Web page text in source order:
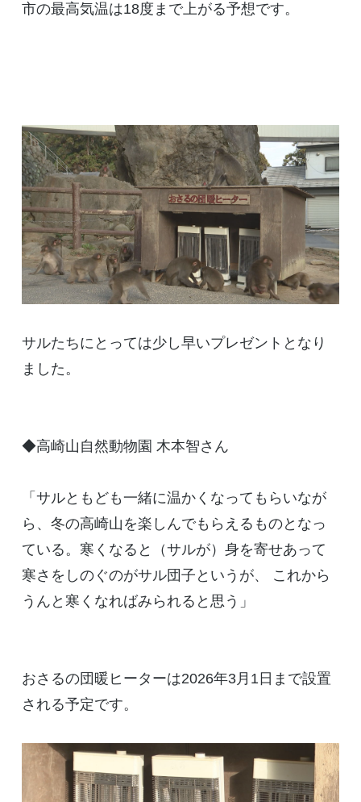
市の最高気温は18度まで上がる予想です。
サルたちにとっては少し早いプレゼントとなり
ました。
◆高崎山自然動物園 木本智さん
「サルともども一緒に温かくなってもらいなが
ら、冬の高崎山を楽しんでもらえるものとなっ
ている。寒くなると（サルが）身を寄せあって
寒さをしのぐのがサル団子というが、 これから
うんと寒くなればみられると思う」
おさるの団暖ヒーターは2026年3月1日まで設置
される予定です。